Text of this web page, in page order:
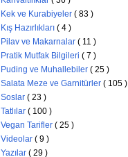
Kek ve Kurabiyeler ( 83 )
Kış Hazırlıkları ( 4 )
Pilav ve Makarnalar ( 11 )
Pratik Mutfak Bilgileri ( 7 )
Puding ve Muhallebiler ( 25 )
Salata Meze ve Garnitürler ( 105 )
Soslar ( 23 )
Tatlılar ( 100 )
Vegan Tarifler ( 25 )
Videolar ( 9 )
Yazılar ( 29 )